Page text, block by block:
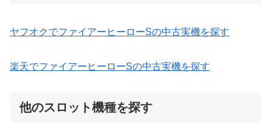
ヤフオクでファイアーヒーローSの中古実機を探す
楽天でファイアーヒーローSの中古実機を探す
他のスロット機種を探す